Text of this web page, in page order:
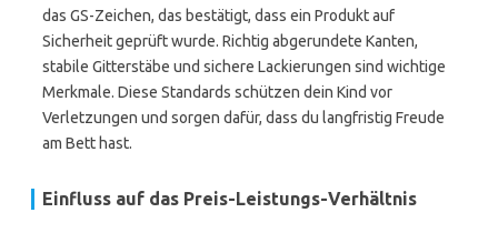
das GS-Zeichen, das bestätigt, dass ein Produkt auf
Sicherheit geprüft wurde. Richtig abgerundete Kanten,
stabile Gitterstäbe und sichere Lackierungen sind wichtige
Merkmale. Diese Standards schützen dein Kind vor
Verletzungen und sorgen dafür, dass du langfristig Freude
am Bett hast.
Einfluss auf das Preis-Leistungs-Verhältnis